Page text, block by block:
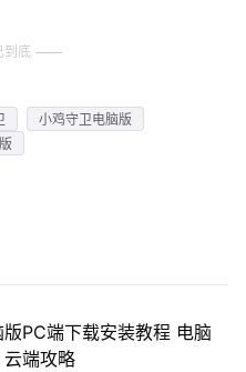
到底
小鸡守卫电脑版
PC端下载安装教程 电脑
端攻略